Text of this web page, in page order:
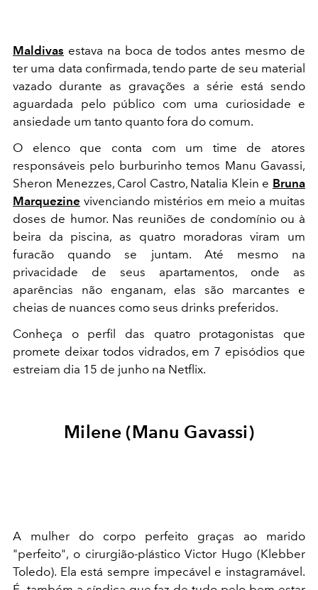
Maldivas estava na boca de todos antes mesmo de
ter uma data confirmada, tendo parte de seu material
vazado durante as gravações a série está sendo
aguardada pelo público com uma curiosidade e
ansiedade um tanto quanto fora do comum.
O elenco que conta com um time de atores
responsáveis pelo burburinho temos Manu Gavassi,
Sheron Menezzes, Carol Castro, Natalia Klein e Bruna
Marquezine vivenciando mistérios em meio a muitas
doses de humor. Nas reuniões de condomínio ou à
beira da piscina, as quatro moradoras viram um
furacão quando se juntam. Até mesmo na
privacidade de seus apartamentos, onde as
aparências não enganam, elas são marcantes e
cheias de nuances como seus drinks preferidos.
Conheça o perfil das quatro protagonistas que
promete deixar todos vidrados, em 7 episódios que
estreiam dia 15 de junho na Netflix.
Milene (Manu Gavassi)
A mulher do corpo perfeito graças ao marido
"perfeito", o cirurgião-plástico Victor Hugo (Klebber
Toledo). Ela está sempre impecável e instagramável.